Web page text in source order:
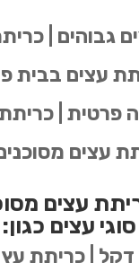
גבוהים |
עצים בבית
פרטית | כריתת
עצים
עצים
עצים כגון:
| כריתת עץ